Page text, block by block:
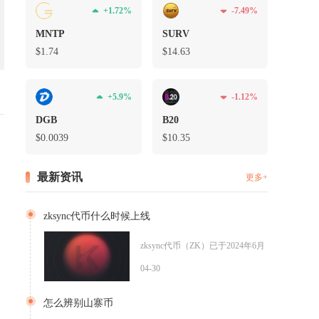
+1.72%
MNTP
$1.74
-7.49%
SURV
$14.63
+5.9%
DGB
$0.0039
-1.12%
B20
$10.35
最新资讯 更多+
zksync代币什么时候上线
zksync代币（ZK）已于2024年6月17日正式上线
04-30
怎么辨别山寨币